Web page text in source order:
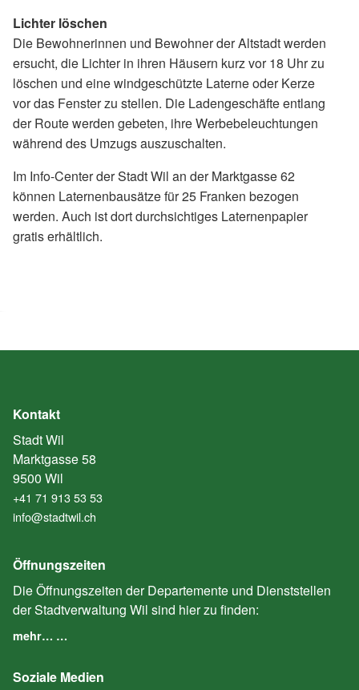
Lichter löschen
Die Bewohnerinnen und Bewohner der Altstadt werden
ersucht, die Lichter in ihren Häusern kurz vor 18 Uhr zu
löschen und eine windgeschützte Laterne oder Kerze
vor das Fenster zu stellen. Die Ladengeschäfte entlang
der Route werden gebeten, ihre Werbebeleuchtungen
während des Umzugs auszuschalten.
Im Info-Center der Stadt Wil an der Marktgasse 62
können Laternenbausätze für 25 Franken bezogen
werden. Auch ist dort durchsichtiges Laternenpapier
gratis erhältlich.
Kontakt
Stadt Wil
Marktgasse 58
9500 Wil
+41 71 913 53 53
info@stadtwil.ch
Öffnungszeiten
Die Öffnungszeiten der Departemente und Dienststellen
der Stadtverwaltung Wil sind hier zu finden:
mehr… …
Soziale Medien